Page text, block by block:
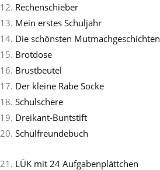
12. Rechenschieber
13. Mein erstes Schuljahr
14. Die schönsten Mutmachgeschichten
15. Brotdose
16. Brustbeutel
17. Der kleine Rabe Socke
18. Schulschere
19. Dreikant-Buntstift
20. Schulfreundebuch
21. LÜK mit 24 Aufgabenplättchen